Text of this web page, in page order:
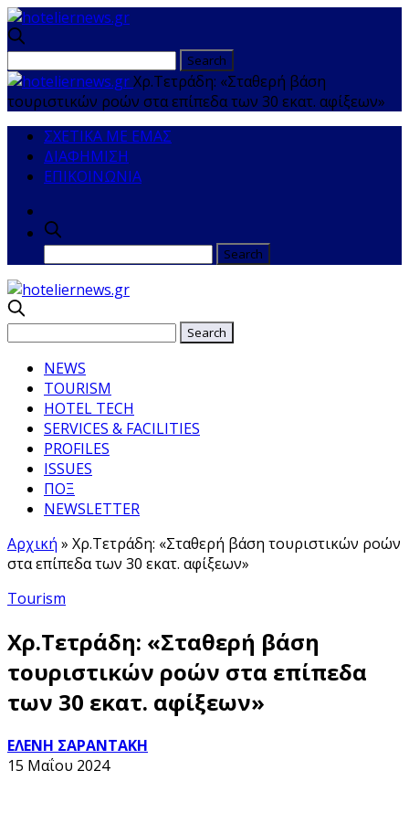
Χρ.Τετράδη: «Σταθερή βάση
τουριστικών ροών στα επίπεδα των 30 εκατ. αφίξεων»
ΣΧΕΤΙΚΑ ΜΕ ΕΜΑΣ
ΔΙΑΦΗΜΙΣΗ
ΕΠΙΚΟΙΝΩΝΙΑ
NEWS
TOURISM
HOTEL TECH
SERVICES & FACILITIES
PROFILES
ISSUES
ΠΟΞ
NEWSLETTER
Αρχική » Χρ.Τετράδη: «Σταθερή βάση τουριστικών ροών
στα επίπεδα των 30 εκατ. αφίξεων»
Tourism
Χρ.Τετράδη: «Σταθερή βάση
τουριστικών ροών στα επίπεδα
των 30 εκατ. αφίξεων»
ΕΛΕΝΗ ΣΑΡΑΝΤΑΚΗ
15 Μαΐου 2024